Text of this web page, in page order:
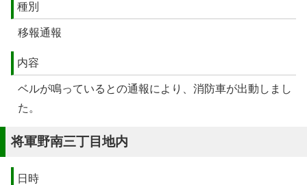
種別
移報通報
内容
ベルが鳴っているとの通報により、消防車が出動しまし
た。
将軍野南三丁目地内
日時